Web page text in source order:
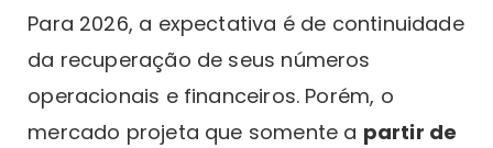
Para 2026, a expectativa é de continuidade
da recuperação de seus números
operacionais e financeiros. Porém, o
mercado projeta que somente a partir de